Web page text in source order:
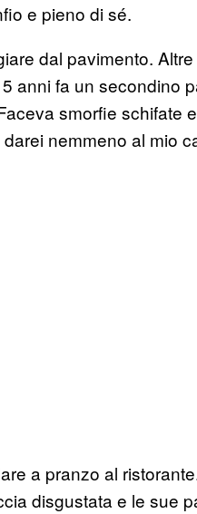
e pieno di sé.
dal pavimento.
anni fa un secondino
smorfie schifate
nemmeno al mio
a pranzo al
disgustata e le sue